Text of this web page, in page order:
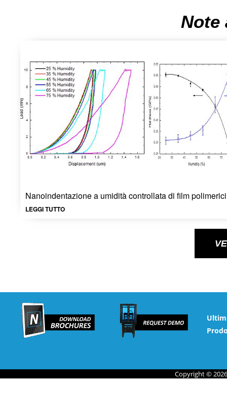
Note
Nanoindentazione a umidità controllata di film polimerici
LEGGI TUTTO
Copyright ©